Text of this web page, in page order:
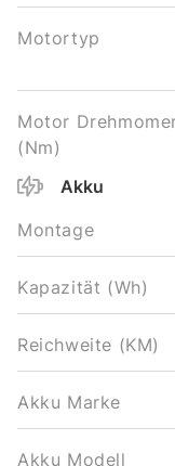
Motortyp
Motor
(Nm)
Akku
Montage
Kapazität (Wh)
Reichweite (KM)
Akku Marke
Akku Modell